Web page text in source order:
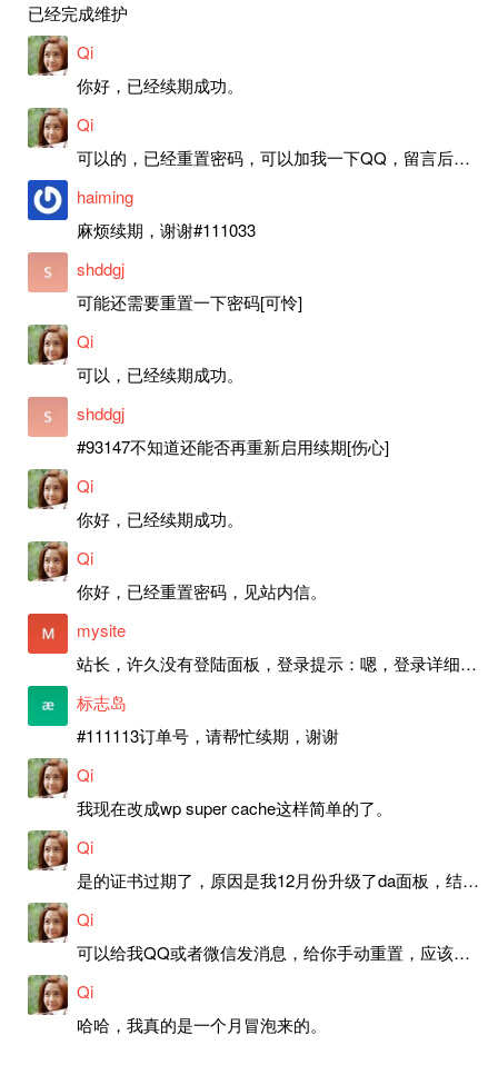
已经完成维护
Qi
你好，已经续期成功。
Qi
可以的，已经重置密码，可以加我一下QQ，留言后我就发密码给你。
haiming
麻烦续期，谢谢#111033
shddgj
可能还需要重置一下密码[可怜]
Qi
可以，已经续期成功。
shddgj
#93147不知道还能否再重新启用续期[伤心]
Qi
你好，已经续期成功。
Qi
你好，已经重置密码，见站内信。
mysite
站长，许久没有登陆面板，登录提示：嗯，登录详细信息似乎不正确。请重试。 网站还可以正常使用。如果是密码问题请帮忙重置一下密码。谢谢。订单号：97790，账号：aa20210950。 站长，提交了工单，你回复续期成功，不过我的问题是面部登陆信息有问题，一直是初始密码，现在无法登陆，有时间麻烦排查一下。
标志岛
#111113订单号，请帮忙续期，谢谢
Qi
我现在改成wp super cache这样简单的了。
Qi
是的证书过期了，原因是我12月份升级了da面板，结果后台证书就不更新了，目前还在排查问题。切换PHP版本现在没有了，因为DA新版不支持。
Qi
可以给我QQ或者微信发消息，给你手动重置，应该是服务器插件有问题了，这个wp的主题太老了，导致现在好多的问题，网站的签到功能也是因为这个原因导致的。
Qi
哈哈，我真的是一个月冒泡来的。